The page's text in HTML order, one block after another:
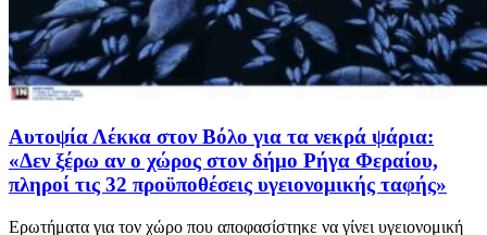
Αυτοψία Λέκκα στον Βόλο για τα νεκρά ψάρια:
«Δεν ξέρω αν ο χώρος στον δήμο Ρήγα Φεραίου,
πληροί τις 32 προϋποθέσεις υγειονομικής ταφής»
Ερωτήματα για τον χώρο που αποφασίστηκε να γίνει υγειονομική